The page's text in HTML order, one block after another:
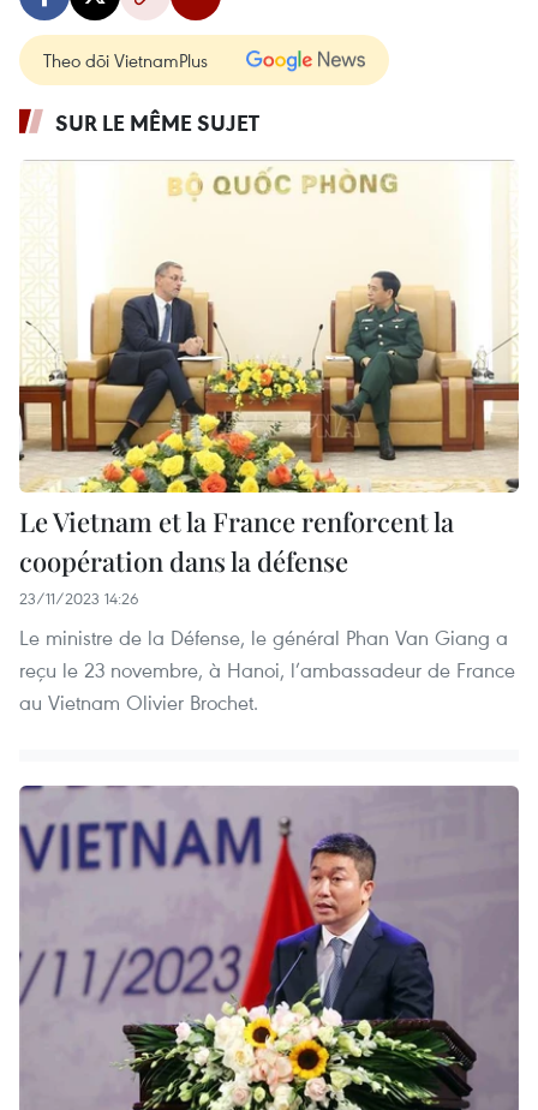
Theo dõi VietnamPlus
SUR LE MÊME SUJET
Le Vietnam et la France renforcent la
coopération dans la défense
23/11/2023 14:26
Le ministre de la Défense, le général Phan Van Giang a
reçu le 23 novembre, à Hanoi, l’ambassadeur de France
au Vietnam Olivier Brochet.